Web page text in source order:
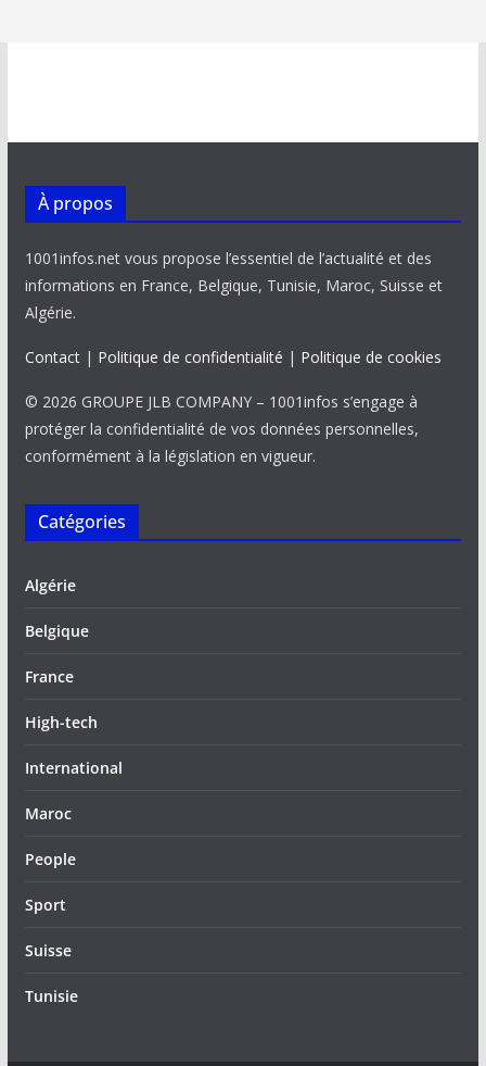
À propos
1001infos.net vous propose l’essentiel de l’actualité et des
informations en France, Belgique, Tunisie, Maroc, Suisse et
Algérie.
Contact| Politique de confidentialité | Politique de cookies
© 2026 GROUPE JLB COMPANY – 1001infos s’engage à
protéger la confidentialité de vos données personnelles,
conformément à la législation en vigueur.
Catégories
Algérie
Belgique
France
High-tech
International
Maroc
People
Sport
Suisse
Tunisie